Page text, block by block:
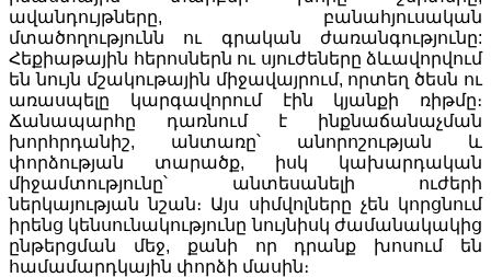
ավանդույթները, բանահյուսական
մտածողությունն ու գրական ժառանգությունը:
Հեքիաթային հերոսներն ու սյուժեները ձևավորվում
են նույն մշակութային միջավայրում, որտեղ ծեսն ու
առասպելը կարգավորում էին կյանքի ռիթմը։
Ճանապարհը դառնում է ինքնաճանաչման
խորհրդանիշ, անտառը՝ անորոշության և
փորձության տարածք, իսկ կախարդական
միջամտությունը՝ անտեսանելի ուժերի
ներկայության նշան։ Այս սիմվոլները չեն կորցնում
իրենց կենսունակությունը նույնիսկ ժամանակակից
ընթերցման մեջ, քանի որ դրանք խոսում են
համամարդկային փորձի մասին։